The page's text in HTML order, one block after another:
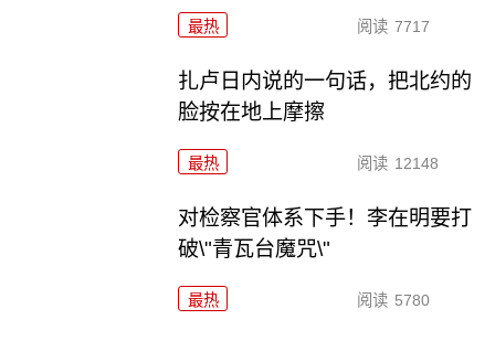
最热 阅读 7717
扎卢日内说的一句话，把北约的
脸按在地上摩擦
最热 阅读 12148
对检察官体系下手！李在明要打
破\"青瓦台魔咒\"
最热 阅读 5780